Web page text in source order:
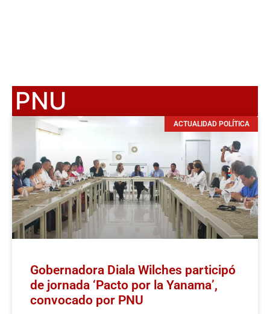
PNU
ACTUALIDAD POLÍTICA
Gobernadora Diala Wilches participó
de jornada ‘Pacto por la Yanama’,
convocado por PNU